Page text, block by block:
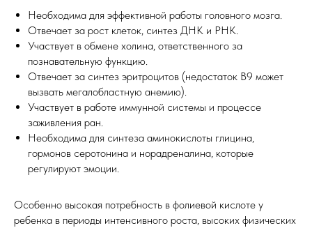
Необходима для эффективной работы головного мозга.
Отвечает за рост клеток, синтез ДНК и РНК.
Участвует в обмене холина, ответственного за
познавательную функцию.
Отвечает за синтез эритроцитов (недостаток В9 может
вызвать мегалобластную анемию).
Участвует в работе иммунной системы и процессе
заживления ран.
Необходима для синтеза аминокислоты глицина,
гормонов серотонина и норадреналина, которые
регулируют эмоции.
Особенно высокая потребность в фолиевой кислоте у
ребенка в периоды интенсивного роста, высоких физических